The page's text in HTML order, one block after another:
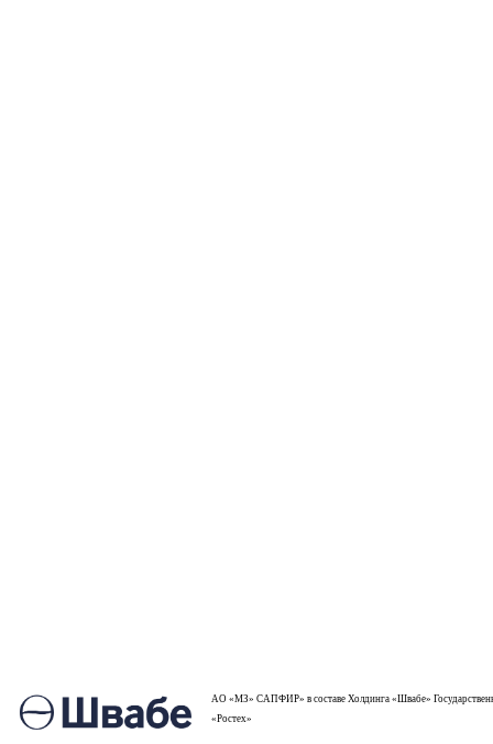
АО «МЗ» САПФИР» в составе Холдинга «Швабе»
«Ростех»